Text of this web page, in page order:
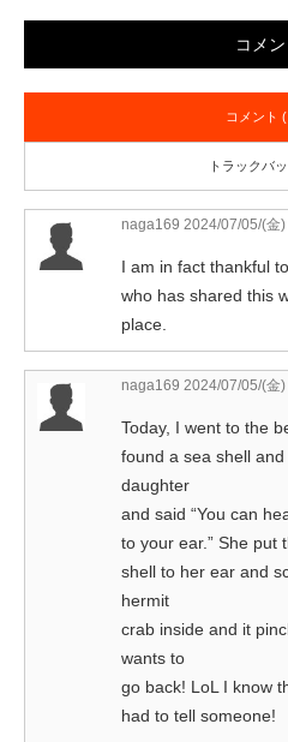
コメン
コメント
トラックバ
naga169 2024/07/05/(金)
I am in fact thankful
who has shared this
place.
naga169 2024/07/05/(金)
Today, I went to the
found a sea shell
daughter
and said “You can
to your ear.” She put
shell to her ear and
hermit
crab inside and it
wants to
go back! LoL I know
had to tell someone!